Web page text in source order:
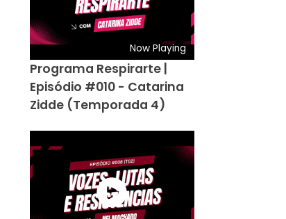
Now Playing
Programa Respirarte |
Episódio #010 - Catarina
Zidde (Temporada 4)